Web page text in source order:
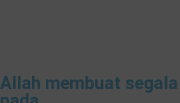
Allah membuat